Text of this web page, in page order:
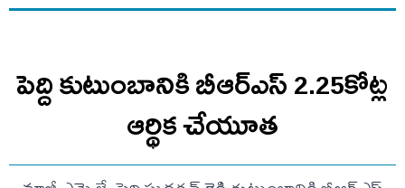
పెద్ది కుటుంబానికి బీఆర్ఎస్ 2.25కోట్ల
ఆర్థిక చేయూత